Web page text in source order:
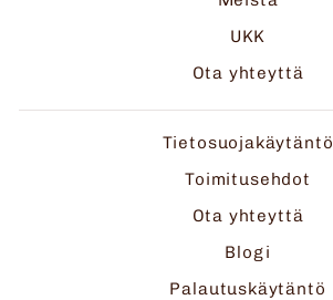
UKK
Ota yhteyttä
Tietosuojakäytäntö
Toimitusehdot
Ota yhteyttä
Blogi
Palautuskäytäntö